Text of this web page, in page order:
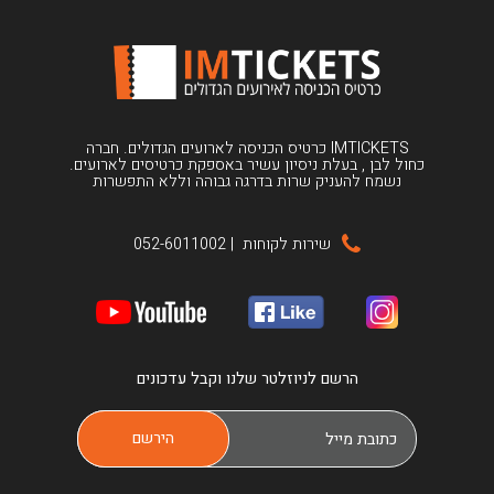
IMTICKETS כרטיס הכניסה לארועים הגדולים. חברה
כחול לבן , בעלת ניסיון עשיר באספקת כרטיסים לארועים.
נשמח להעניק שרות בדרגה גבוהה וללא התפשרות
שירות לקוחות |
052-6011002
הרשם לניוזלטר שלנו וקבל עדכונים